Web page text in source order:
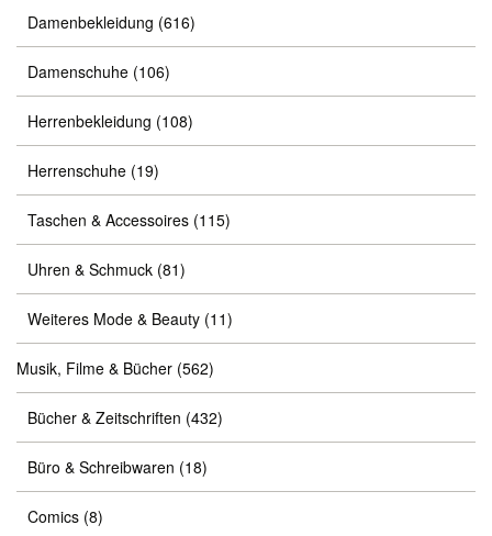
Damenbekleidung (616)
Damenschuhe (106)
Herrenbekleidung (108)
Herrenschuhe (19)
Taschen & Accessoires (115)
Uhren & Schmuck (81)
Weiteres Mode & Beauty (11)
Musik, Filme & Bücher (562)
Bücher & Zeitschriften (432)
Büro & Schreibwaren (18)
Comics (8)